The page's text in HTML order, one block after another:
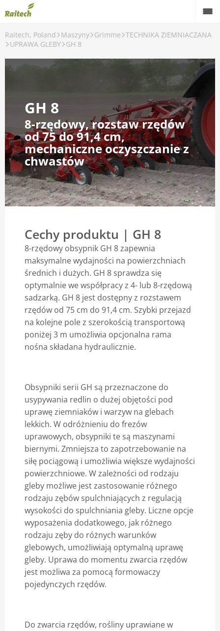
Raitech, Poland Maszyny Grimme TECHNIKA ZIEMNIACZANA
UPRAWA GLEBY GH 8
GH 8
8-rzędowy, rozstaw rzędów
od 75 do 91,4 cm,
mechaniczne oczyszczanie z
chwastów
Cechy produktu | GH 8
8-rzędowy obsypnik GH 8 zapewnia
maksymalne wydajności na powierzchniach
średnich i dużych. GH 8 sprawdza się
optymalnie we współpracy z 4- lub 8-rzędową
sadzarką. GH 8 jest dostępny z rozstawem
rzędów od 75 cm do 91,4 cm. Szybki przejazd
na kolejne pole z szerokością transportową
poniżej 3 m umożliwia opcjonalna rama
nośna składana hydraulicznie.
Obsypniki serii GH są przeznaczone do
usypywania redlin o dużej objętości pod
uprawę ziemniaków i warzyw na glebach
lekkich. W odróżnieniu do frezów
uprawowych, obsypniki te są maszynami
biernymi. Zmniejsza to zapotrzebowanie na
siłę pociągową i umożliwia większe wydajności
powierzchniowe. W zależności od rodzaju
gleby możliwe jest zastosowanie różnego
rodzaju zębów spulchniających z regulacją
wysokości do spulchniania gleby. Liczne opcje
wyposażenia dodatkowego, jak różnego
rodzaju zęby do różnych warunków
glebowych, umożliwiają optymalną uprawę
gleby. Uprawa do momentu zwarcia rzędów
jest możliwa za pomocą formowaczy
pojedynczych rzędów.
Do zwarcia rzędów, rośliny uprawiane w
Maszyny
Serwis
Rolnictwo precyzyjne
Finansowanie
Kariera
O nas
Blog